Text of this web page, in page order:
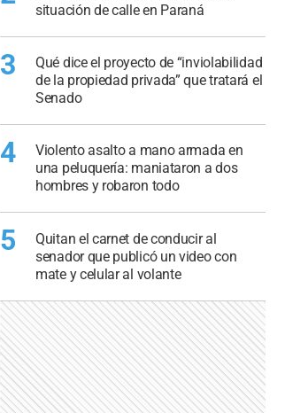
situación de calle en Paraná
3
Qué dice el proyecto de “inviolabilidad
de la propiedad privada” que tratará el
Senado
4
Violento asalto a mano armada en
una peluquería: maniataron a dos
hombres y robaron todo
5
Quitan el carnet de conducir al
senador que publicó un video con
mate y celular al volante